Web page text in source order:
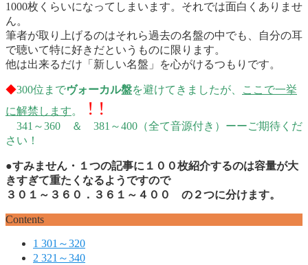
1000枚くらいになってしまいます。それでは面白くありませ
ん。
筆者が取り上げるのはそれら過去の名盤の中でも、自分の耳
で聴いて特に好きだというものに限ります。
他は出来るだけ「新しい名盤」を心がけるつもりです。
◆300位までヴォーカル盤を避けてきましたが、
ここで一挙
に解禁します。 ! !
341～360 ＆ 381～400（全て音源付き）ーーご期待くだ
さい！
●すみません・１つの記事に１００枚紹介するのは容量が大
きすぎて重たくなるようですので
３０１～３６０．３６１～４００ の２つに分けます。
Contents
1 301～320
2 321～340